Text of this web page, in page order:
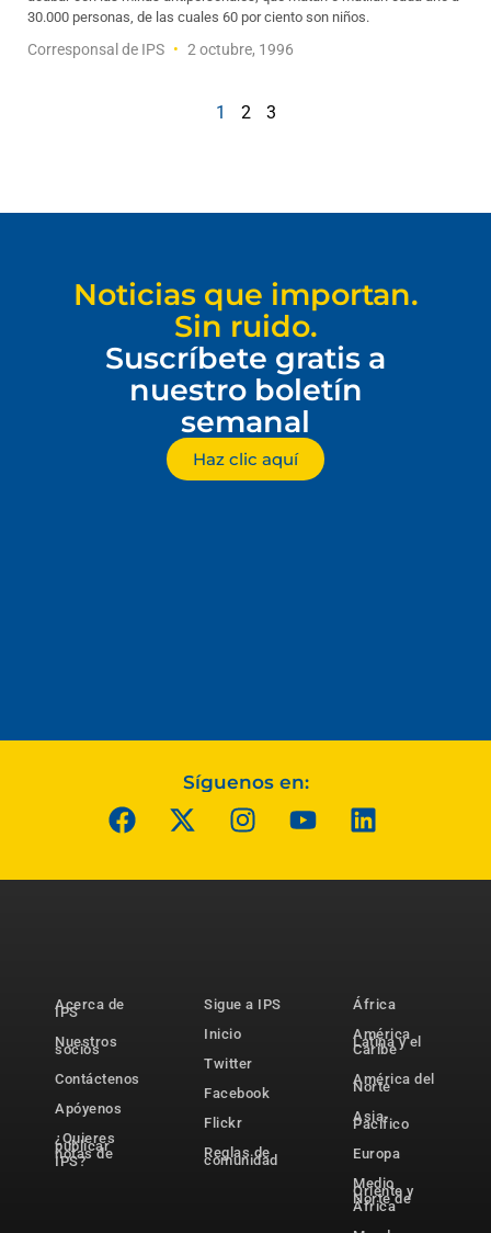
30.000 personas, de las cuales 60 por ciento son niños.
Corresponsal de IPS 2 octubre, 1996
1 2 3
Noticias que importan.
Sin ruido.
Suscríbete gratis a
nuestro boletín
semanal
Haz clic aquí
Síguenos en:
Acerca de
IPS
Nuestros
socios
Contáctenos
Apóyenos
¿Quieres
publicar
notas de
IPS?
Sigue a IPS
Inicio
Twitter
Facebook
Flickr
Reglas de
comunidad
África
América
Latina y el
Caribe
América del
Norte
Asia-
Pacífico
Europa
Medio
Oriente y
Norte de
África